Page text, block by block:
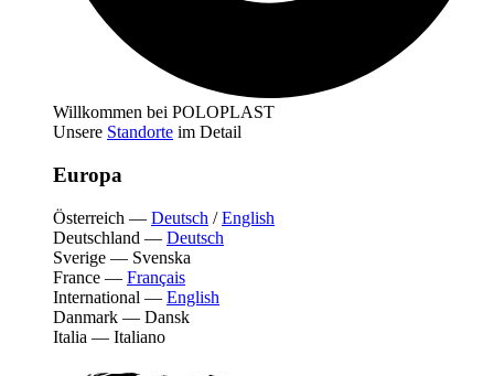
Willkommen bei POLOPLAST
Unsere Standorte im Detail
Europa
Österreich — Deutsch /English
Deutschland — Deutsch
Sverige — Svenska
France — Français
International — English
Danmark — Dansk
Italia — Italiano